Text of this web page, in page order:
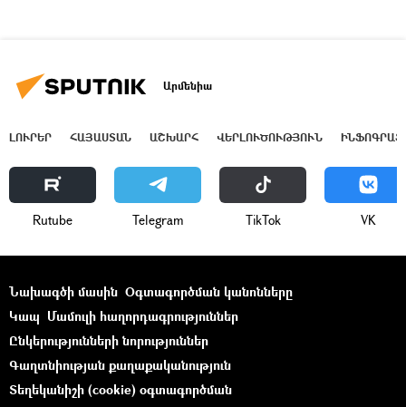
Արմենիա
ԼՈՒՐԵՐ ՀԱՅԱՍՏԱՆ ԱՇԽԱՐՀ ՎԵՐԼՈՒԾՈՒԹՅՈՒՆ
Rutube Telegram ТikТоk VK
Նախագծի մասին Օգտագործման կանոնները
Կապ Մամուլի հաղորդագրություններ
Ընկերությունների նորություններ
Գաղտնիության քաղաքականություն
Տեղեկանիշի (cookie) օգտագործման